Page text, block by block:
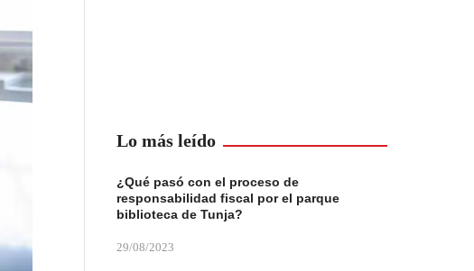
Lo más leído
¿Qué pasó con el proceso de
responsabilidad fiscal por el parque
biblioteca de Tunja?
29/08/2023